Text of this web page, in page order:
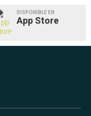
DISPONIBLE EN
App Store